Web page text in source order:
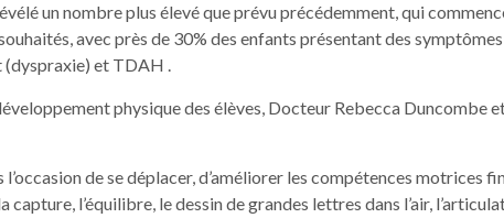
un nombre plus élevé que prévu précédemment, qui
avec près de 30% des enfants présentant des
et TDAH .
physique des élèves, Docteur Rebecca Duncombe
de se déplacer, d’améliorer les compétences motrices
l’équilibre, le dessin de grandes lettres dans l’air,